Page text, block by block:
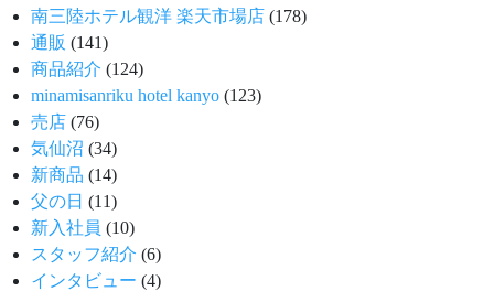
南三陸ホテル観洋 楽天市場店 (178)
通販 (141)
商品紹介 (124)
minamisanriku hotel kanyo (123)
売店 (76)
気仙沼 (34)
新商品 (14)
父の日 (11)
新入社員 (10)
スタッフ紹介 (6)
インタビュー (4)